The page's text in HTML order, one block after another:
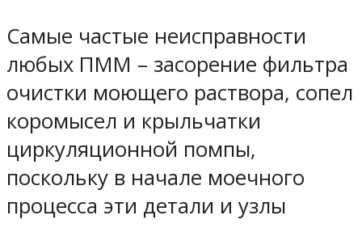
Самые частые неисправности
любых ПММ – засорение фильтра
очистки моющего раствора, сопел
коромысел и крыльчатки
циркуляционной помпы,
поскольку в начале моечного
процесса эти детали и узлы